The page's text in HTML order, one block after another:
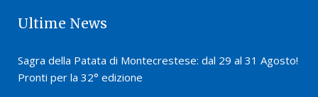
Ultime News
Sagra della Patata di Montecrestese: dal 29 al 31 Agosto!
Pronti per la 32° edizione